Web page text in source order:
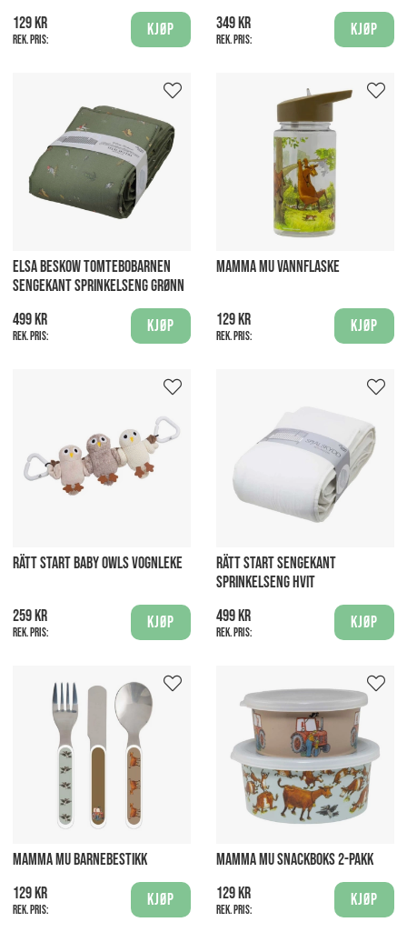
129 kr
Rek. pris:
Kjøp 349 kr
Rek. pris:
Kjøp
ELSA BESKOW TOMTEBOBARNEN
SENGEKANT SPRINKELSENG GRØNN
499 kr
Rek. pris:
Kjøp
MAMMA MU VANNFLASKE
129 kr
Rek. pris:
Kjøp
RÄTT START BABY OWLS VOGNLEKE
259 kr
Rek. pris:
Kjøp
RÄTT START SENGEKANT
SPRINKELSENG HVIT
499 kr
Rek. pris:
Kjøp
MAMMA MU BARNEBESTIKK
129 kr
Rek. pris:
Kjøp
MAMMA MU SNACKBOKS 2-PAKK
129 kr
Rek. pris:
Kjøp